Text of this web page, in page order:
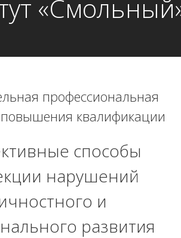
профессиональная
квалификации
способы
нарушений
и
развития